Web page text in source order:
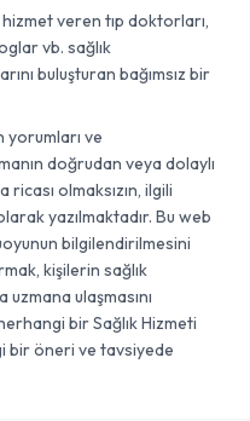
veren tıp doktorları,
vb. sağlık
buluşturan bağımsız bir
ve
doğrudan veya dolaylı
olmaksızın, ilgili
yazılmaktadır. Bu web
bilgilendirilmesini
kişilerin sağlık
ulaşmasını
bir Sağlık Hizmeti
bir öneri ve tavsiyede